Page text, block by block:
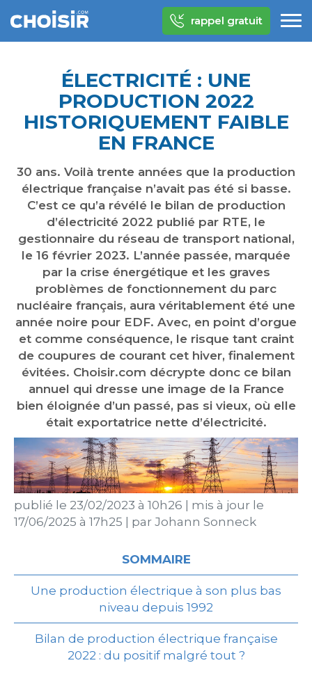
rappel gratuit
ÉLECTRICITÉ : UNE
PRODUCTION 2022
HISTORIQUEMENT FAIBLE
EN FRANCE
30 ans. Voilà trente années que la production
électrique française n’avait pas été si basse.
C’est ce qu’a révélé le bilan de production
d’électricité 2022 publié par RTE, le
gestionnaire du réseau de transport national,
le 16 février 2023. L’année passée, marquée
par la crise énergétique et les graves
problèmes de fonctionnement du parc
nucléaire français, aura véritablement été une
année noire pour EDF. Avec, en point d’orgue
et comme conséquence, le risque tant craint
de coupures de courant cet hiver, finalement
évitées. Choisir.com décrypte donc ce bilan
annuel qui dresse une image de la France
bien éloignée d’un passé, pas si vieux, où elle
était exportatrice nette d’électricité.
publié le 23/02/2023 à 10h26
mis à jour le
17/06/2025 à 17h25
par Johann Sonneck
SOMMAIRE
Une production électrique à son plus bas
niveau depuis 1992
Bilan de production électrique française
2022 : du positif malgré tout ?